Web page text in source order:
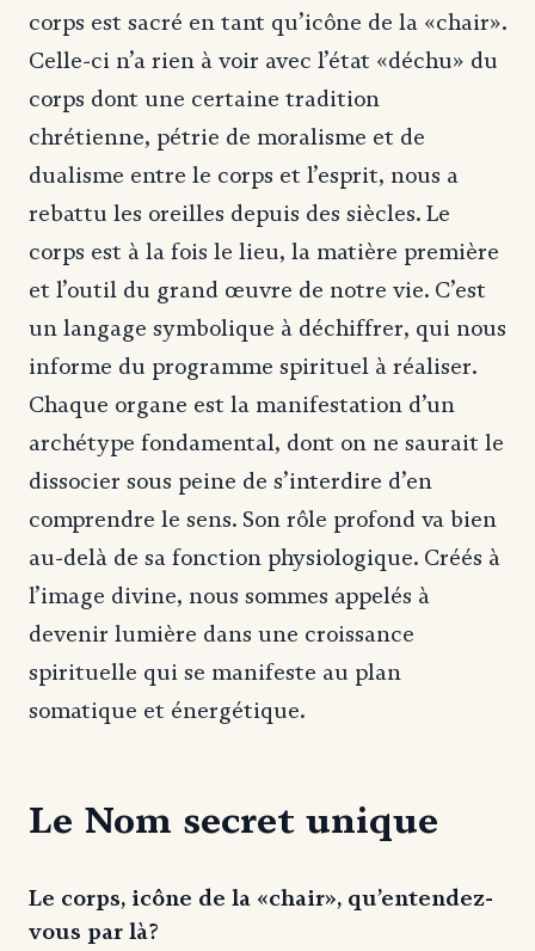
corps est sacré en tant qu’icône de la «chair».
Celle-ci n’a rien à voir avec l’état «déchu» du
corps dont une certaine tradition
chrétienne, pétrie de moralisme et de
dualisme entre le corps et l’esprit, nous a
rebattu les oreilles depuis des siècles. Le
corps est à la fois le lieu, la matière première
et l’outil du grand œuvre de notre vie. C’est
un langage symbolique à déchiffrer, qui nous
informe du programme spirituel à réaliser.
Chaque organe est la manifestation d’un
archétype fondamental, dont on ne saurait le
dissocier sous peine de s’interdire d’en
comprendre le sens. Son rôle profond va bien
au-delà de sa fonction physiologique. Créés à
l’image divine, nous sommes appelés à
devenir lumière dans une croissance
spirituelle qui se manifeste au plan
somatique et énergétique.
Le Nom secret unique
Le corps, icône de la «chair», qu’entendez-
vous par là?